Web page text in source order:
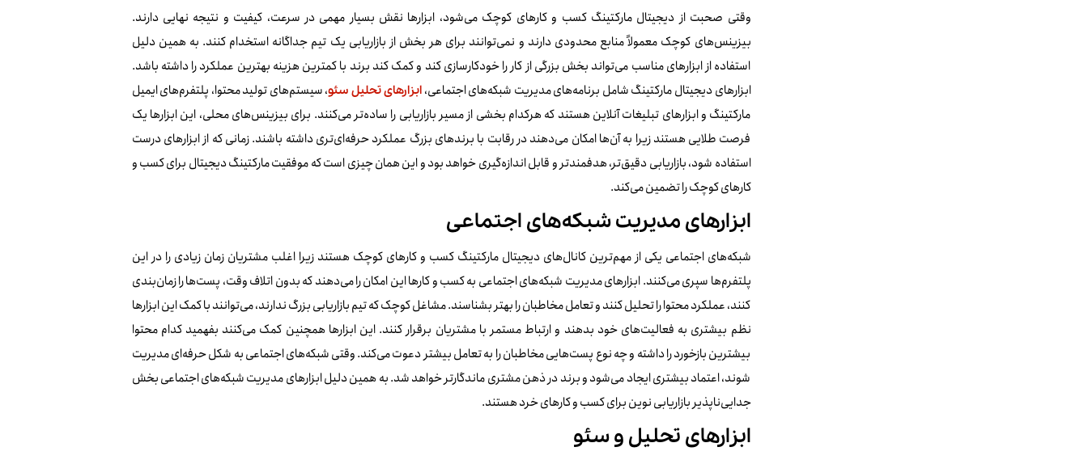
وقتی صحبت از دیجیتال مارکتینگ کسب‌ و کارهای کوچک می‌شود، ابزارها نقش بسیار مهمی در سرعت، کیفیت و نتیجه نهایی دارند.
بیزینس‌های کوچک معمولاً منابع محدودی دارند و نمی‌توانند برای هر بخش از بازاریابی یک تیم جداگانه استخدام کنند. به همین دلیل
استفاده از ابزارهای مناسب می‌تواند بخش بزرگی از کار را خودکارسازی کند و کمک کند برند با کمترین هزینه بهترین عملکرد را داشته باشد.
ابزارهای دیجیتال مارکتینگ شامل برنامه‌های مدیریت شبکه‌های اجتماعی، ابزارهای تحلیل سئو، سیستم‌های تولید محتوا، پلتفرم‌های ایمیل
مارکتینگ و ابزارهای تبلیغات آنلاین هستند که هرکدام بخشی از مسیر بازاریابی را ساده‌تر می‌کنند. برای بیزینس‌های محلی، این ابزارها یک
فرصت طلایی هستند زیرا به آن‌ها امکان می‌دهند در رقابت با برندهای بزرگ عملکرد حرفه‌ای‌تری داشته باشند. زمانی که از ابزارهای درست
استفاده شود، بازاریابی دقیق‌تر، هدفمندتر و قابل اندازه‌گیری خواهد بود و این همان چیزی است که موفقیت مارکتینگ دیجیتال برای کسب‌ و
کارهای کوچک را تضمین می‌کند.
ابزارهای مدیریت شبکه‌های اجتماعی
شبکه‌های اجتماعی یکی از مهم‌ترین کانال‌های دیجیتال مارکتینگ کسب‌ و کارهای کوچک هستند زیرا اغلب مشتریان زمان زیادی را در این
پلتفرم‌ها سپری می‌کنند. ابزارهای مدیریت شبکه‌های اجتماعی به کسب‌ و کارها این امکان را می‌دهند که بدون اتلاف وقت، پست‌ها را زمان‌بندی
کنند، عملکرد محتوا را تحلیل کنند و تعامل مخاطبان را بهتر بشناسند. مشاغل کوچک که تیم بازاریابی بزرگ ندارند، می‌توانند با کمک این ابزارها
نظم بیشتری به فعالیت‌های خود بدهند و ارتباط مستمر با مشتریان برقرار کنند. این ابزارها همچنین کمک می‌کنند بفهمید کدام محتوا
بیشترین بازخورد را داشته و چه نوع پست‌هایی مخاطبان را به تعامل بیشتر دعوت می‌کند. وقتی شبکه‌های اجتماعی به شکل حرفه‌ای مدیریت
شوند، اعتماد بیشتری ایجاد می‌شود و برند در ذهن مشتری ماندگارتر خواهد شد. به همین دلیل ابزارهای مدیریت شبکه‌های اجتماعی بخش
جدایی‌ناپذیر بازاریابی نوین برای کسب‌ و کارهای خرد هستند.
ابزارهای تحلیل و سئو